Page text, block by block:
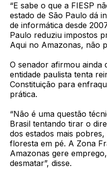
“E sabe o que a FIESP
estado de São Paulo dá
de informática desde
Paulo reduziu impostos
Aqui no Amazonas, não
O senador afirmou ainda
entidade paulista tenta
Constituição para
prática.
“Não é uma questão
Brasil tentando tirar o
dos estados mais
floresta em pé. A Zona
Amazonas gere
desmatar”, disse.